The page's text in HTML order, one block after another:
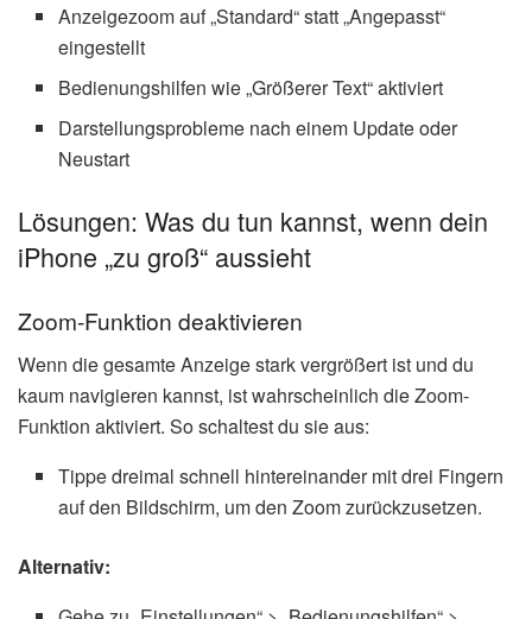
Anzeigezoom auf „Standard“ statt „Angepasst“
eingestellt
Bedienungshilfen wie „Größerer Text“ aktiviert
Darstellungsprobleme nach einem Update oder
Neustart
Lösungen: Was du tun kannst, wenn dein
iPhone „zu groß“ aussieht
Zoom-Funktion deaktivieren
Wenn die gesamte Anzeige stark vergrößert ist und du
kaum navigieren kannst, ist wahrscheinlich die Zoom-
Funktion aktiviert. So schaltest du sie aus:
Tippe dreimal schnell hintereinander mit drei Fingern
auf den Bildschirm, um den Zoom zurückzusetzen.
Alternativ: